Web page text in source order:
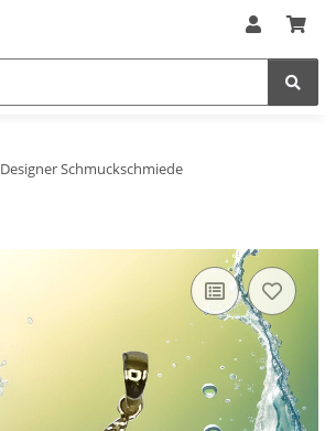
Designer Schmuckschmiede